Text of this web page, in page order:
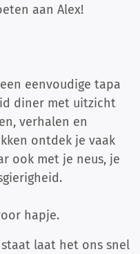
aan Alex!
eenvoudige tapa
diner met uitzicht
verhalen en
ontdek je vaak
ook met je neus, je
hapje.
laat het ons snel